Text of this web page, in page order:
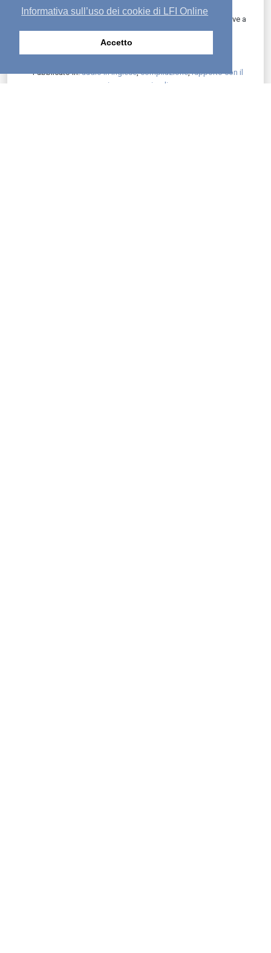
Informativa sull’uso dei cookie di LFI Online
Accetto
not-your-heart
3 “What does the Bible mean when it says that we will receive a
new heart?” GotQuestions.org,
https://www.gotquestions.org/new-heart.html
Pubblicato in:audio in inglese,compilazione,rapporto con il
signore
seguire dio